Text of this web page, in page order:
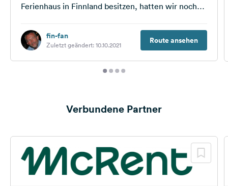
Ferienhaus in Finnland besitzen, hatten wir noch
fin-fan
Zuletzt geändert: 10.10.2021 Route ansehen
Verbundene Partner